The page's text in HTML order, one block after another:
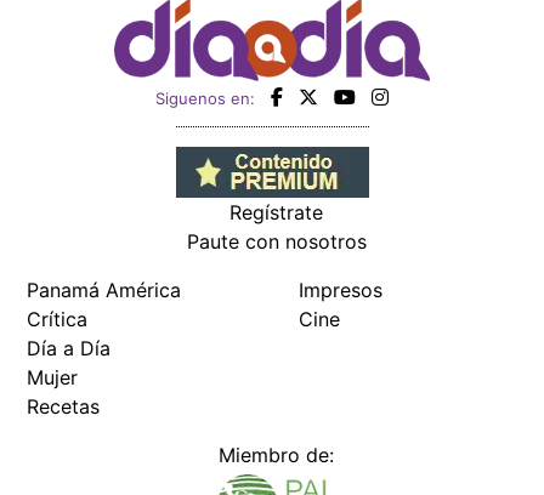
Siguenos en:
Regístrate
Paute con nosotros
Panamá América
Crítica
Día a Día
Mujer
Recetas
Impresos
Cine
Miembro de: